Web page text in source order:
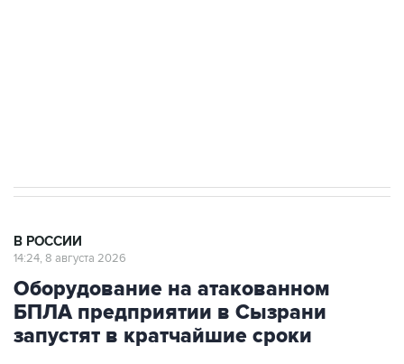
В РОССИИ
14:24, 8 августа 2026
Оборудование на атакованном
БПЛА предприятии в Сызрани
запустят в кратчайшие сроки